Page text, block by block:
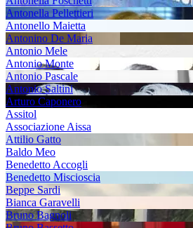
Antonella Pellettieri
Antonello Maietta
Antonino De Maria
Antonio Mele
Antonio Monte
Antonio Pascale
Antonio Saltini
Arturo Caponero
Assitol
Associazione Aissa
Attilio Gatto
Baldo Meo
Benedetto Accogli
Benedetto Miscioscia
Beppe Sardi
Bianca Garavelli
Bruno Bagnoli